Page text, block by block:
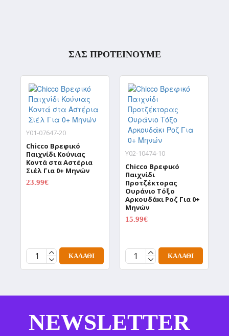
ΣΑΣ ΠΡΟΤΕΙΝΟΥΜΕ
Y01-07647-20
Chicco Βρεφικό
Παιχνίδι Κούνιας
Κοντά στα Αστέρια
Σιέλ Για 0+ Μηνών
23.99€
ΚΑΛΆΘΙ
Y02-10474-10
Chicco Βρεφικό
Παιχνίδι
Προτζέκτορας
Ουράνιο Τόξο
Αρκουδάκι Ροζ Για 0+
Μηνών
15.99€
ΚΑΛΆΘΙ
NEWSLETTER